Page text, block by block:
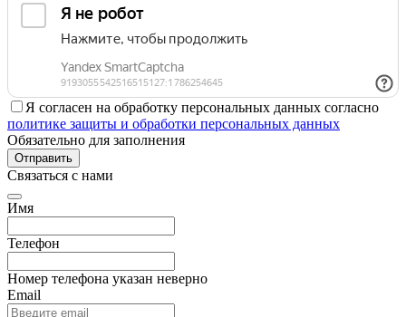
Я согласен на обработку персональных данных согласно
политике защиты и обработки персональных данных
Обязательно для заполнения
Отправить
Связаться с нами
Имя
Телефон
Номер телефона указан неверно
Email